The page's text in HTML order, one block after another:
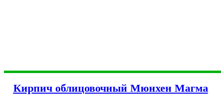
Кирпич облицовочный Мюнхен Магма